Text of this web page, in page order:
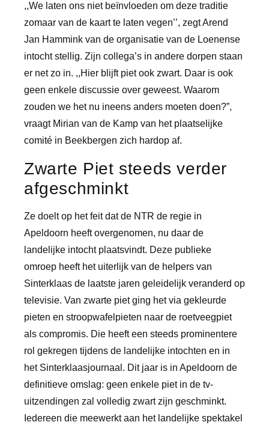
,,We laten ons niet beïnvloeden om deze traditie
zomaar van de kaart te laten vegen’’, zegt Arend
Jan Hammink van de organisatie van de Loenense
intocht stellig. Zijn collega’s in andere dorpen staan
er net zo in. ,,Hier blijft piet ook zwart. Daar is ook
geen enkele discussie over geweest. Waarom
zouden we het nu ineens anders moeten doen?”,
vraagt Mirian van de Kamp van het plaatselijke
comité in Beekbergen zich hardop af.
Zwarte Piet steeds verder
afgeschminkt
Ze doelt op het feit dat de NTR de regie in
Apeldoorn heeft overgenomen, nu daar de
landelijke intocht plaatsvindt. Deze publieke
omroep heeft het uiterlijk van de helpers van
Sinterklaas de laatste jaren geleidelijk veranderd op
televisie. Van zwarte piet ging het via gekleurde
pieten en stroopwafelpieten naar de roetveegpiet
als compromis. Die heeft een steeds prominentere
rol gekregen tijdens de landelijke intochten en in
het Sinterklaasjournaal. Dit jaar is in Apeldoorn de
definitieve omslag: geen enkele piet in de tv-
uitzendingen zal volledig zwart zijn geschminkt.
Iedereen die meewerkt aan het landelijke spektakel